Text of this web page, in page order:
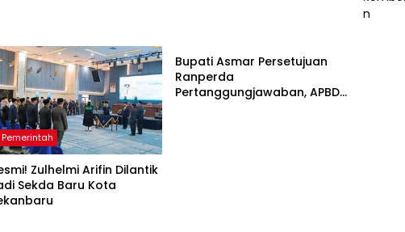
Pemerintah
Zulhelmi Arifin Dilantik
Sekda Baru Kota
Bupati Asmar Persetujuan
Ranperda
Pertanggungjawaban, APBD
Pemerintah